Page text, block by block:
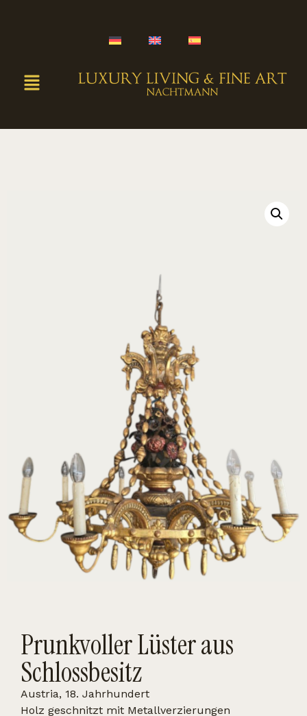
Prunkvoller Lüster aus
Schlossbesitz
Austria, 18. Jahrhundert
Holz geschnitzt mit Metallverzierungen